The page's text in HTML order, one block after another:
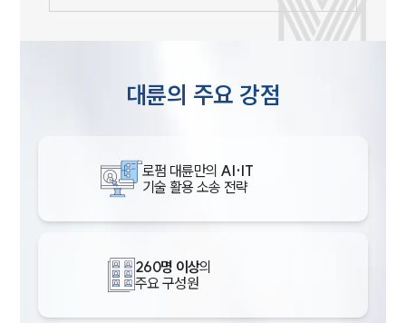
대륜의 주요 강점
로펌 대륜만의 AI·IT
기술 활용 소송 전략
260명 이상의
주요 구성원